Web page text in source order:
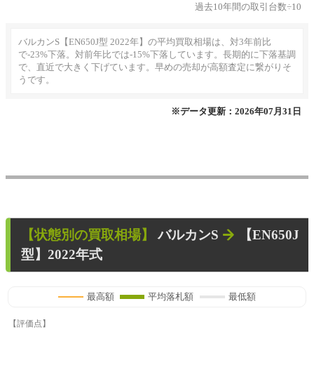
過去10年間の取引台数÷10
バルカンS【EN650J型 2022年】の平均買取相場は、対3年前比
で-23%下落。対前年比では-15%下落しています。長期的に下落基調
で、直近で大きく下げています。早めの売却が高額査定に繋がりそ
うです。
※データ更新：2026年07月31日
【状態別の買取相場】 バルカンS
【EN650J
型】2022年式
最高額 平均落札額 最低額
【評価点】